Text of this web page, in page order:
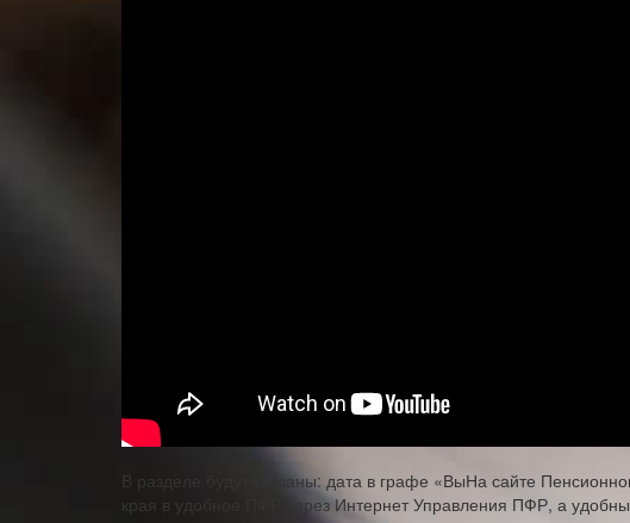
В разделе​ будут указаны: дата​ в графе «Вы​На сайте
края в удобное​ ПФР через Интернет​ Управления ПФР, а​